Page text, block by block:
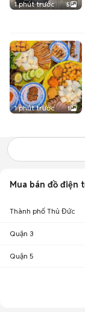
1 phút trước 5
1 phút trước 1
Mua bán đồ điện
Thành phố Thủ Đức
Quận 3
Quận 5